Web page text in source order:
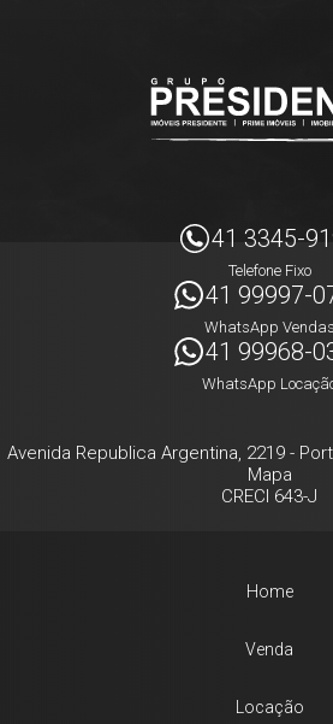
41 3345-
Telefone Fixo
41 99997-
WhatsApp Vendas
41 99968-
WhatsApp
Avenida Republica Argentina, 2219-
Mapa
CRECI 643-J
Home
Venda
Locação